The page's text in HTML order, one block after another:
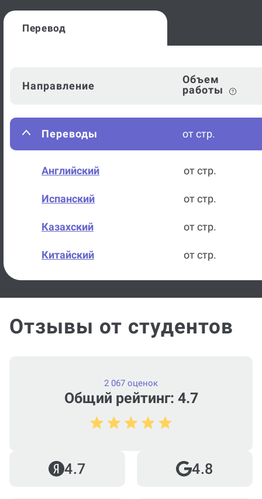
Перевод
Направление
Объем
работы
Переводы от стр.
Английский от стр.
Испанский от стр.
Казахский от стр.
Китайский от стр.
Немецкий от стр.
Отзывы от студентов
Общий рейтинг: 4.7
2 067 оценок
4.7 4.8